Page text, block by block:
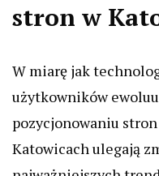
stron w
W miarę jak
użytkowników
pozycjonowaniu
Katowicach ulegają